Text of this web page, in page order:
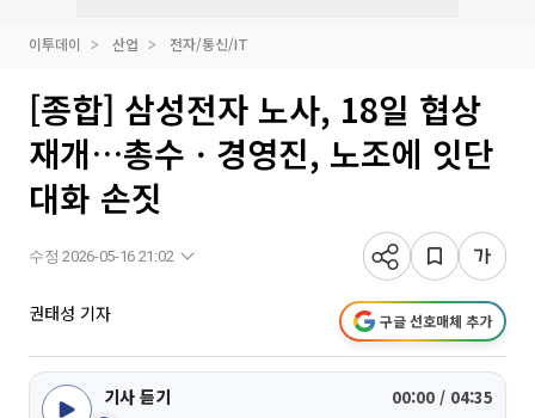
이투데이 산업 전자/통신/IT
[종합] 삼성전자 노사, 18일 협상
재개…총수ㆍ경영진, 노조에 잇단
대화 손짓
수정 2026-05-16 21:02
권태성 기자 구글 선호매체 추가
기사 듣기 00:00 / 04:35